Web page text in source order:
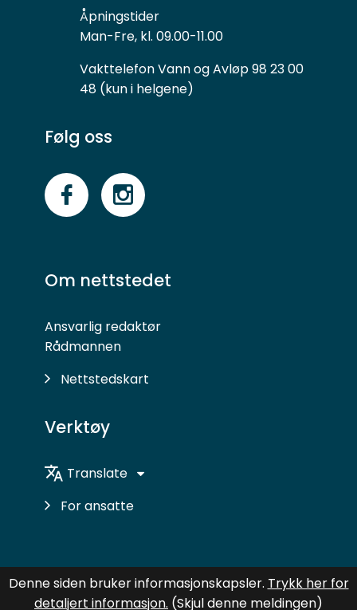
Åpningstider
Man-Fre, kl. 09.00-11.00
Vakttelefon Vann og Avløp 98 23 00
48 (kun i helgene)
Følg oss
FacebookInstagram
Om nettstedet
Ansvarlig redaktør
Rådmannen
Nettstedskart
Verktøy
Translate
For ansatte
Denne siden bruker informasjonskapsler. Trykk her for
detaljert informasjon. (Skjul denne meldingen)